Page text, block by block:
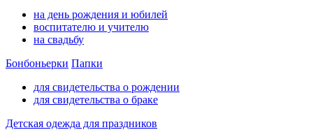
на день рождения и юбилей
воспитателю и учителю
на свадьбу
Бонбоньерки Папки
для свидетельства о рождении
для свидетельства о браке
Детская одежда для праздников